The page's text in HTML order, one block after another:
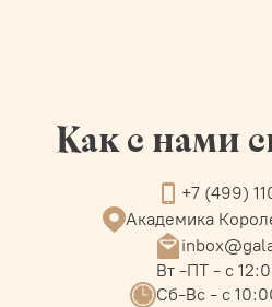
Как с нами
+7 (499)
Академика
Вт -ПТ - с
Сб-Вс - с